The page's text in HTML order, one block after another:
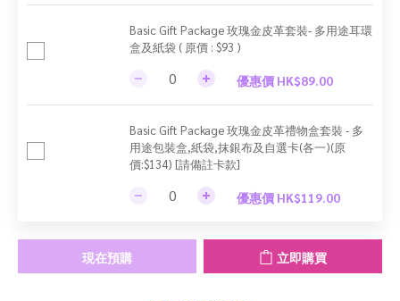
Basic Gift Package 玫瑰金皮革套裝- 多用途耳環
盒及紙袋 ( 原價 : $93 )
優惠價 HK$89.00
Basic Gift Package 玫瑰金皮革禮物盒套裝 - 多
用途包裝盒,紙袋,抹銀布及自選卡(各一)(原
價:$134) [請備註卡款]
優惠價 HK$119.00
現在預購 立即購買